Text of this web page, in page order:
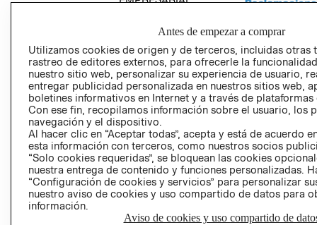
AVISO DE
PRIVACIDAD
GIFT CARD
Antes de empezar a comprar
Utilizamos cookies de origen y de terceros, incluidas otras
rastreo de editores externos, para ofrecerle la
nuestro sitio web, personalizar su experiencia de usuario,
entregar publicidad personalizada en nuestros sitios web,
boletines informativos en Internet y a través de plataformas
Con ese fin, recopilamos información sobre el usuario, los
navegación y el dispositivo.
Al hacer clic en “Aceptar todas”, acepta y está de acuerdo
esta información con terceros, como nuestros socios
“Solo cookies requeridas”, se bloquean las cookies
nuestra entrega de contenido y funciones personalizadas.
“Configuración de cookies y servicios” para personalizar
nuestro aviso de cookies y uso compartido de datos para
información.
Aviso de cookies y uso compartido de